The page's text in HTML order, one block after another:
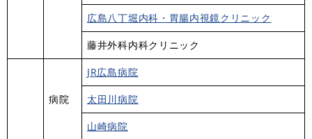
広島八丁堀内科・胃腸内視鏡クリニック
藤井外科内科クリニック
病院
JR広島病院
太田川病院
山崎病院